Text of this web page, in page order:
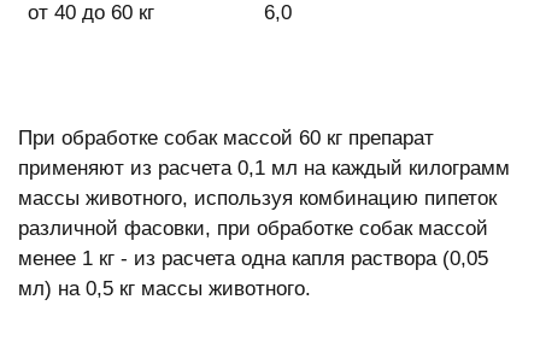
от 40 до 60 кг 6,0
При обработке собак массой 60 кг препарат
применяют из расчета 0,1 мл на каждый килограмм
массы животного, используя комбинацию пипеток
различной фасовки, при обработке собак массой
менее 1 кг - из расчета одна капля раствора (0,05
мл) на 0,5 кг массы животного.